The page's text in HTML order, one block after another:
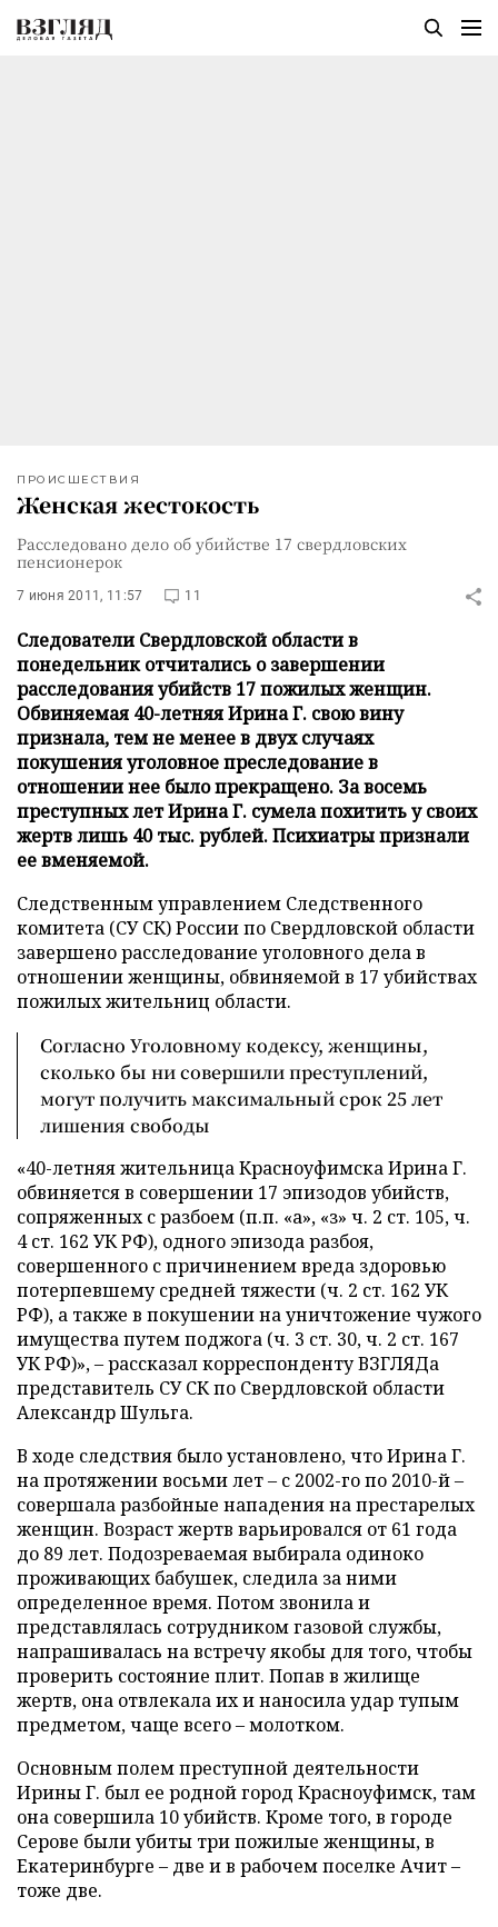
ПРОИСШЕСТВИЯ
Женская жестокость
Расследовано дело об убийстве 17 свердловских
пенсионерок
7 июня 2011, 11:57 11
Следователи Свердловской области в
понедельник отчитались о завершении
расследования убийств 17 пожилых женщин.
Обвиняемая 40-летняя Ирина Г. свою вину
признала, тем не менее в двух случаях
покушения уголовное преследование в
отношении нее было прекращено. За восемь
преступных лет Ирина Г. сумела похитить у своих
жертв лишь 40 тыс. рублей. Психиатры признали
ее вменяемой.
Следственным управлением Следственного
комитета (СУ СК) России по Свердловской области
завершено расследование уголовного дела в
отношении женщины, обвиняемой в 17 убийствах
пожилых жительниц области.
Согласно Уголовному кодексу, женщины,
сколько бы ни совершили преступлений,
могут получить максимальный срок 25 лет
лишения свободы
«40-летняя жительница Красноуфимска Ирина Г.
обвиняется в совершении 17 эпизодов убийств,
сопряженных с разбоем (п.п. «а», «з» ч. 2 ст. 105, ч.
4 ст. 162 УК РФ), одного эпизода разбоя,
совершенного с причинением вреда здоровью
потерпевшему средней тяжести (ч. 2 ст. 162 УК
РФ), а также в покушении на уничтожение чужого
имущества путем поджога (ч. 3 ст. 30, ч. 2 ст. 167
УК РФ)», – рассказал корреспонденту ВЗГЛЯДа
представитель СУ СК по Свердловской области
Александр Шульга.
В ходе следствия было установлено, что Ирина Г.
на протяжении восьми лет – с 2002-го по 2010-й –
совершала разбойные нападения на престарелых
женщин. Возраст жертв варьировался от 61 года
до 89 лет. Подозреваемая выбирала одиноко
проживающих бабушек, следила за ними
определенное время. Потом звонила и
представлялась сотрудником газовой службы,
напрашивалась на встречу якобы для того, чтобы
проверить состояние плит. Попав в жилище
жертв, она отвлекала их и наносила удар тупым
предметом, чаще всего – молотком.
Основным полем преступной деятельности
Ирины Г. был ее родной город Красноуфимск, там
она совершила 10 убийств. Кроме того, в городе
Серове были убиты три пожилые женщины, в
Екатеринбурге – две и в рабочем поселке Ачит –
тоже две.